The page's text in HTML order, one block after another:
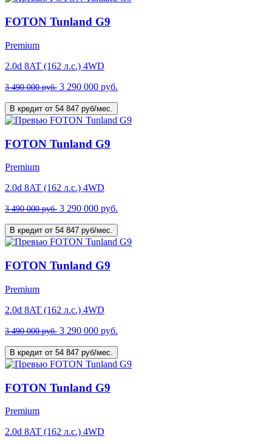
FOTON Tunland G9
Premium
2.0d 8AT (162 л.с.) 4WD
3 490 000 руб. 3 290 000 руб.
В кредит от 54 847 руб/мес.
FOTON Tunland G9
Premium
2.0d 8AT (162 л.с.) 4WD
3 490 000 руб. 3 290 000 руб.
В кредит от 54 847 руб/мес.
FOTON Tunland G9
Premium
2.0d 8AT (162 л.с.) 4WD
3 490 000 руб. 3 290 000 руб.
В кредит от 54 847 руб/мес.
FOTON Tunland G9
Premium
2.0d 8AT (162 л.с.) 4WD